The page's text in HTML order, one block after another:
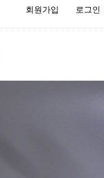
회원가입 로그인